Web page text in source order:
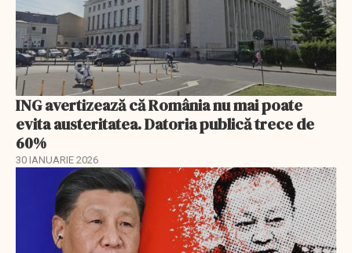
ING avertizează că România nu mai poate
evita austeritatea. Datoria publică trece de
60%
30 IANUARIE 2026